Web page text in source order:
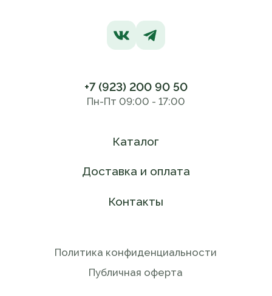
Каталог
Доставка и оплата
Контакты
+7 (923) 200 90 50
Пн-Пт 09:00 - 17:00
Политика конфиденциальности
Публичная оферта